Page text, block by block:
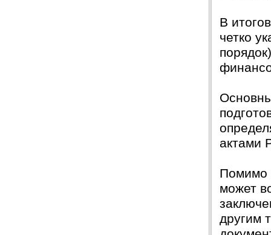
В
четко
актами
Помимо
может
другим